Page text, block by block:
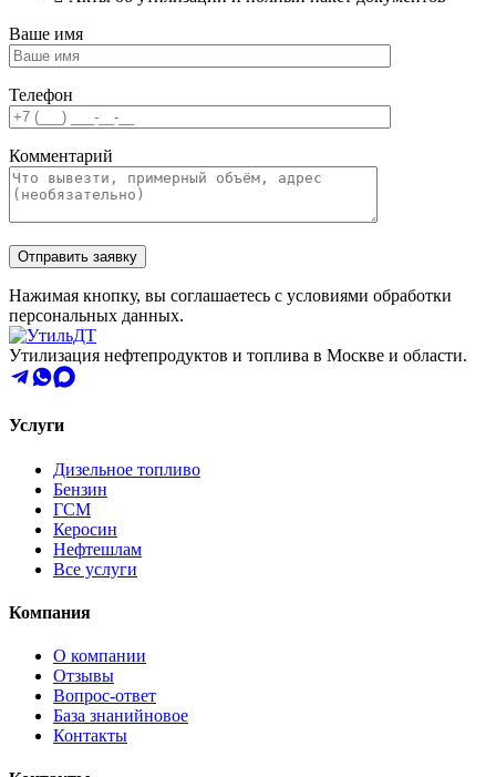
Ваше имя
Телефон
Комментарий
Нажимая кнопку, вы соглашаетесь с условиями обработки
персональных данных.
Утилизация нефтепродуктов и топлива в Москве и области.
Услуги
Дизельное топливо
Бензин
ГСМ
Керосин
Нефтешлам
Все услуги
Компания
О компании
Отзывы
Вопрос-ответ
База знанийновое
Контакты